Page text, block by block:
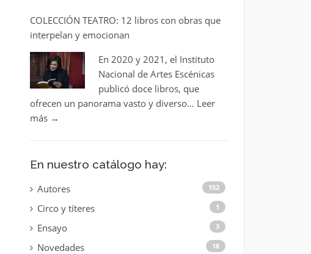
COLECCIÓN TEATRO: 12 libros con obras que
interpelan y emocionan
En 2020 y 2021, el Instituto
Nacional de Artes Escénicas
publicó doce libros, que
ofrecen un panorama vasto y diverso… Leer
más →
En nuestro catálogo hay:
Autores 152
Circo y títeres 1
Ensayo 3
Novedades 18